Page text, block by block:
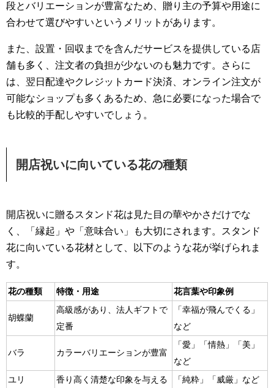
段とバリエーションが豊富なため、贈り主の予算や用途に
合わせて選びやすいというメリットがあります。
また、設置・回収までを含んだサービスを提供している店
舗も多く、注文者の負担が少ないのも魅力です。さらに
は、翌日配達やクレジットカード決済、オンライン注文が
可能なショップも多くあるため、急に必要になった場合で
も比較的手配しやすいでしょう。
開店祝いに向いている花の種類
開店祝いに贈るスタンド花は見た目の華やかさだけでな
く、「縁起」や「意味合い」も大切にされます。スタンド
花に向いている花材として、以下のような花が挙げられま
す。
花の種類 特徴・用途 花言葉や印象例
胡蝶蘭
高級感があり、法人ギフトで
定番
「幸福が飛んでくる」
など
バラ カラーバリエーションが豊富
「愛」「情熱」「美」
など
ユリ
香り高く清楚な印象を与える 「純粋」「威厳」など